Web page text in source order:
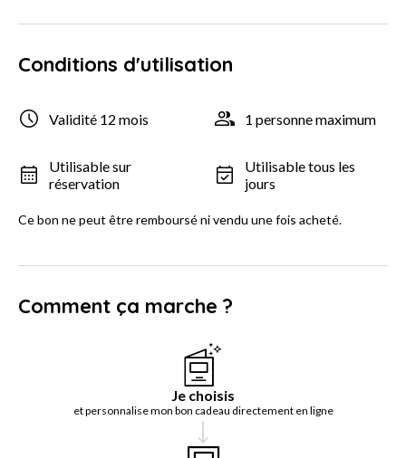
Conditions d'utilisation
Validité 12 mois 1 personne maximum
Utilisable sur
réservation
Utilisable tous les
jours
Ce bon ne peut être remboursé ni vendu une fois acheté.
Comment ça marche ?
Je choisis
et personnalise mon bon cadeau directement en ligne